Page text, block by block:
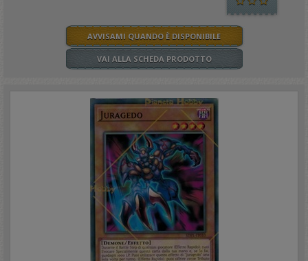
AVVISAMI QUANDO È DISPONIBILE
VAI ALLA SCHEDA PRODOTTO